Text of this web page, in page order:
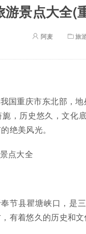
游景点大全(
阿麦 旅
国重庆市东北部，
，历史悠久，文化
绝美风光。
点大全
节县瞿塘峡口，是
有着悠久的历史和文